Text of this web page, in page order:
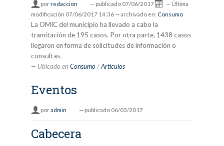
porredaccion — publicado 07/06/2017 — Última
modificación 07/06/2017 14:36 — archivado en: Consumo
La OMIC del municipio ha llevado a cabo la
tramitación de 195 casos. Por otra parte, 1438 casos
llegaron en forma de solicitudes de información o
consultas.
Ubicado en Consumo /Artículos
Eventos
poradmin — publicado 06/03/2017
Cabecera